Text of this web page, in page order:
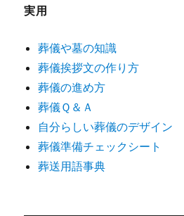
実用
葬儀や墓の知識
葬儀挨拶文の作り方
葬儀の進め方
葬儀Ｑ＆Ａ
自分らしい葬儀のデザイン
葬儀準備チェックシート
葬送用語事典